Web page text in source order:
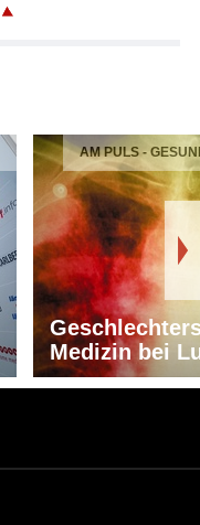
AM PULS -
Medizin bei